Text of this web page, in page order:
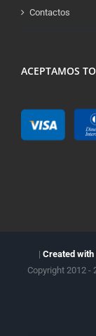
Contactos
ACEPTAMOS
| Created
Copyright 2012 -